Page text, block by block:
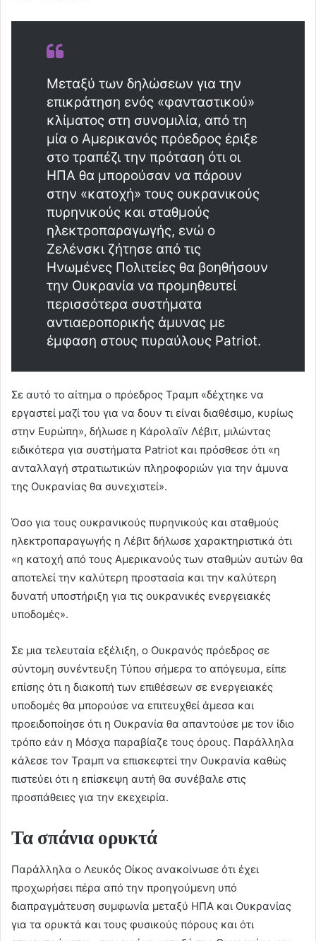
Μεταξύ των δηλώσεων για την
επικράτηση ενός «φανταστικού»
κλίματος στη συνομιλία, από τη
μία ο Αμερικανός πρόεδρος έριξε
στο τραπέζι την πρόταση ότι οι
ΗΠΑ θα μπορούσαν να πάρουν
στην «κατοχή» τους ουκρανικούς
πυρηνικούς και σταθμούς
ηλεκτροπαραγωγής, ενώ ο
Ζελένσκι ζήτησε από τις
Ηνωμένες Πολιτείες θα βοηθήσουν
την Ουκρανία να προμηθευτεί
περισσότερα συστήματα
αντιαεροπορικής άμυνας με
έμφαση στους πυραύλους Patriot.
Σε αυτό το αίτημα ο πρόεδρος Τραμπ «δέχτηκε να
εργαστεί μαζί του για να δουν τι είναι διαθέσιμο, κυρίως
στην Ευρώπη», δήλωσε η Κάρολαϊν Λέβιτ, μιλώντας
ειδικότερα για συστήματα Patriot και πρόσθεσε ότι «η
ανταλλαγή στρατιωτικών πληροφοριών για την άμυνα
της Ουκρανίας θα συνεχιστεί».
Όσο για τους ουκρανικούς πυρηνικούς και σταθμούς
ηλεκτροπαραγωγής η Λέβιτ δήλωσε χαρακτηριστικά ότι
«η κατοχή από τους Αμερικανούς των σταθμών αυτών θα
αποτελεί την καλύτερη προστασία και την καλύτερη
δυνατή υποστήριξη για τις ουκρανικές ενεργειακές
υποδομές».
Σε μια τελευταία εξέλιξη, ο Ουκρανός πρόεδρος σε
σύντομη συνέντευξη Τύπου σήμερα το απόγευμα, είπε
επίσης ότι η διακοπή των επιθέσεων σε ενεργειακές
υποδομές θα μπορούσε να επιτευχθεί άμεσα και
προειδοποίησε ότι η Ουκρανία θα απαντούσε με τον ίδιο
τρόπο εάν η Μόσχα παραβίαζε τους όρους. Παράλληλα
κάλεσε τον Τραμπ να επισκεφτεί την Ουκρανία καθώς
πιστεύει ότι η επίσκεψη αυτή θα συνέβαλε στις
προσπάθειες για την εκεχειρία.
Τα σπάνια ορυκτά
Παράλληλα ο Λευκός Οίκος ανακοίνωσε ότι έχει
προχωρήσει πέρα από την προηγούμενη υπό
διαπραγμάτευση συμφωνία μεταξύ ΗΠΑ και Ουκρανίας
για τα ορυκτά και τους φυσικούς πόρους και ότι